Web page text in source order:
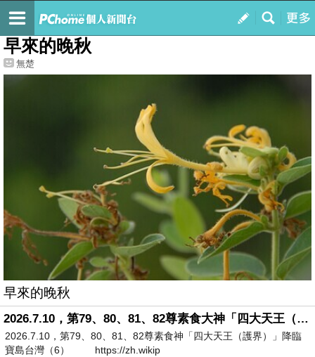
我的
最新文章
早來的晚秋
無楚
早來的晚秋
2026.7.10，第79、80、81、82尊素食大神「四大天王（護界）」降臨寶島台灣（6）
2026.7.10，第79、80、81、82尊素食神「四大天王（護界）」降臨
寶島台灣（6） https://zh.wikip